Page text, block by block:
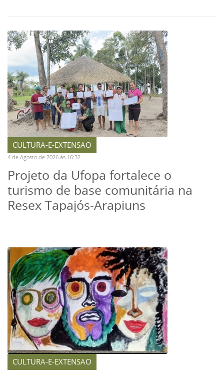
CULTURA-E-EXTENSAO
4 de Agosto de 2026 às 16:32
Projeto da Ufopa fortalece o
turismo de base comunitária na
Resex Tapajós-Arapiuns
CULTURA-E-EXTENSAO